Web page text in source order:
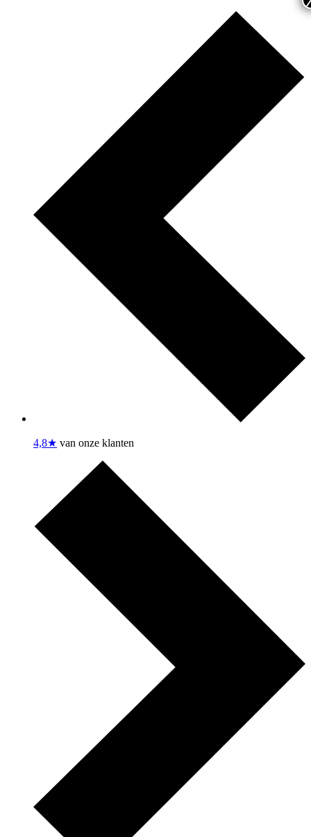
4,8★ van onze klanten